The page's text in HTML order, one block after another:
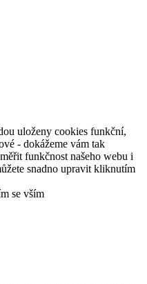
uloženy cookies funkční,
- dokážeme vám tak
funkčnost našeho webu i
snadno upravit kliknutím
se vším